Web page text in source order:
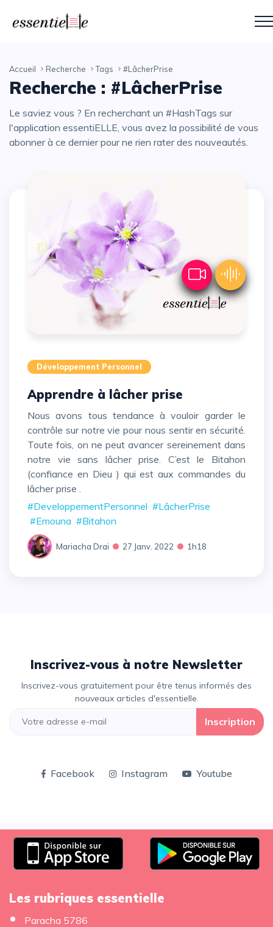
Accueil Recherche Tags #LâcherPrise
Recherche : #LâcherPrise
Le saviez vous ? En recherchant un #HashTags sur
l'application essentiELLE, vous avez la possibilité de vous
abonner à ce dernier pour ne rien rater des nouveautés.
Développement Personnel
Apprendre à lâcher prise
Nous avons tous tendance à vouloir garder le
contrôle sur notre vie pour nous sentir en sécurité.
Toute fois, on ne peut avancer sereinement dans
notre vie sans lâcher prise. C’est le Bitahon
(confiance en Dieu ) qui est aux commandes du
lâcher prise .
#DeveloppementPersonnel #LâcherPrise
#Emouna #Bitahon
Mariacha Drai 27 Janv. 2022 1h18
Inscrivez-vous à notre Newsletter
Inscrivez-vous gratuitement pour être tenus informés des
nouveaux articles d'essentielle.
Inscription
Facebook Instagram Youtube
Les rubriques essentielle
Paracha 5786